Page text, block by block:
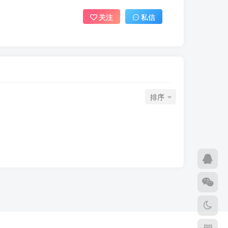
关注 私信
排序